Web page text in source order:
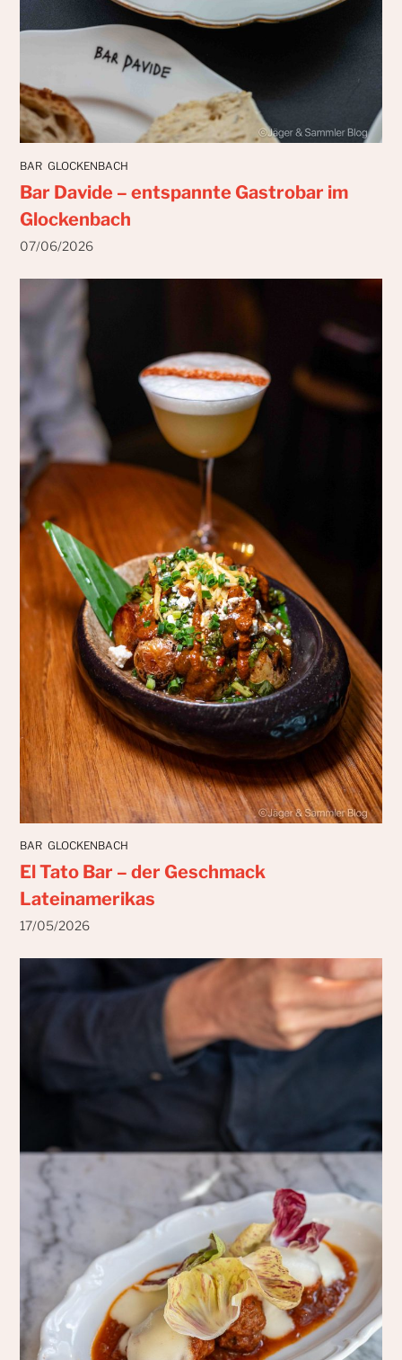
BAR GLOCKENBACH
Bar Davide – entspannte Gastrobar im
Glockenbach
07/06/2026
BAR GLOCKENBACH
El Tato Bar – der Geschmack
Lateinamerikas
17/05/2026